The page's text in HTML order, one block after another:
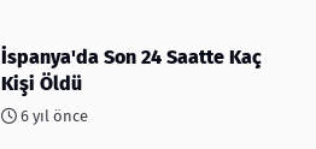
İspanya'da Son 24 Saatte Kaç
Kişi Öldü
6 yıl önce